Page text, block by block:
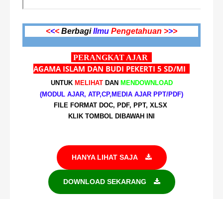
<<< BerbagiIlmu Pengetahuan >>>
PERANGKAT AJAR
AGAMA ISLAM DAN BUDI PEKERTI 5 SD/MI
UNTUK MELIHATDAN MENDOWNLOAD
(MODUL AJAR, ATP,CP,MEDIA AJAR PPT/PDF)
FILE FORMAT DOC, PDF, PPT, XLSX
KLIK TOMBOL DIBAWAH INI
HANYA LIHAT SAJA
DOWNLOAD SEKARANG